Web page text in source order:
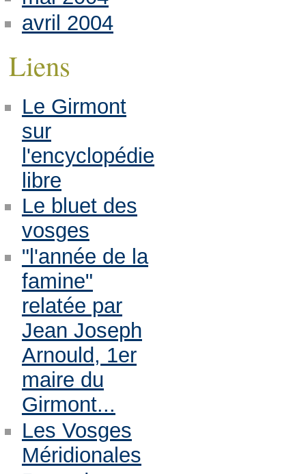
avril 2004
Liens
Le Girmont
sur
l'encyclopédie
libre
Le bluet des
vosges
"l'année de la
famine"
relatée par
Jean Joseph
Arnould, 1er
maire du
Girmont...
Les Vosges
Méridionales